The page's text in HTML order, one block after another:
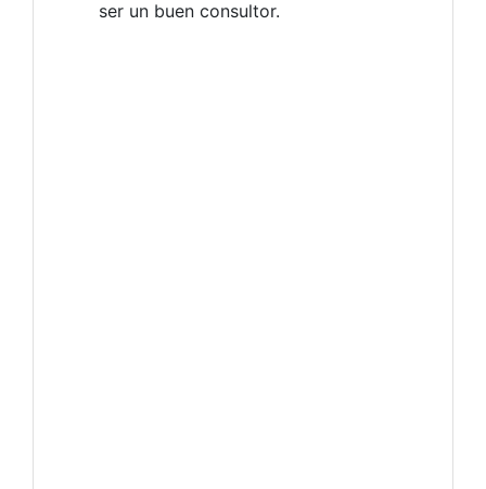
ser un buen consultor.